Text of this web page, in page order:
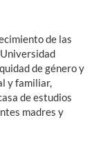
de las
de género y
y familiar,
de estudios
madres y